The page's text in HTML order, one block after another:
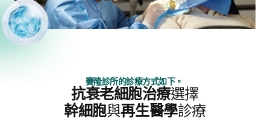
賽隆診所的診療方式如下。
抗衰老細胞治療選擇
幹細胞與再生醫學診療